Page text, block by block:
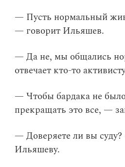
— Пусть нормальный
— говорит Ильяшев.
— Да не, мы общались
отвечает кто-то
— Чтобы бардака не
прекращать это все, —
— Доверяете ли вы
Ильяшеву.